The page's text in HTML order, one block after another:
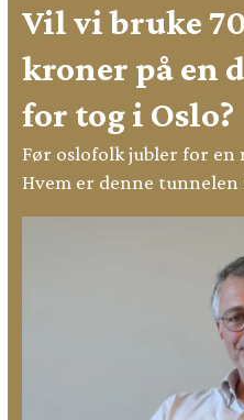
Vil vi bruke
kroner på en
for tog i Oslo?
Før oslofolk jubler for en
Hvem er denne tunnelen